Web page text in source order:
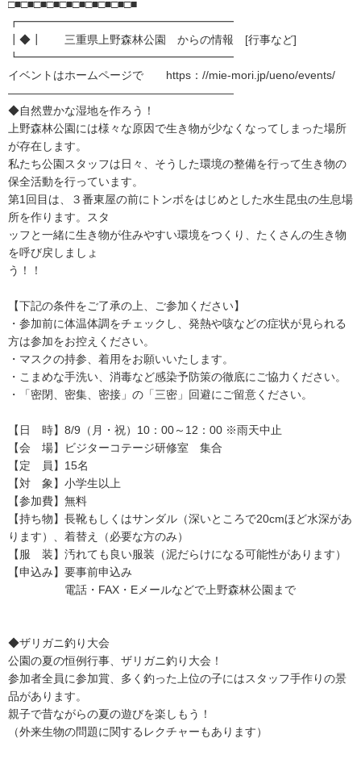
□■□■□■□■□■□■□■□■□■□■
┏━━━━━━━━━━━━━━━━━━━
┃◆┃ 三重県上野森林公園 からの情報 [行事など]
┗━━━━━━━━━━━━━━━━━━━
イベントはホームページで https：//mie-mori.jp/ueno/events/
――――――――――――――――――――
◆自然豊かな湿地を作ろう！
上野森林公園には様々な原因で生き物が少なくなってしまった場所
が存在します。
私たち公園スタッフは日々、そうした環境の整備を行って生き物の
保全活動を行っています。
第1回目は、３番東屋の前にトンボをはじめとした水生昆虫の生息場
所を作ります。スタ
ッフと一緒に生き物が住みやすい環境をつくり、たくさんの生き物
を呼び戻しましょ
う！！
【下記の条件をご了承の上、ご参加ください】
・参加前に体温体調をチェックし、発熱や咳などの症状が見られる
方は参加をお控えください。
・マスクの持参、着用をお願いいたします。
・こまめな手洗い、消毒など感染予防策の徹底にご協力ください。
・「密閉、密集、密接」の「三密」回避にご留意ください。
【日 時】8/9（月・祝）10：00～12：00 ※雨天中止
【会 場】ビジターコテージ研修室 集合
【定 員】15名
【対 象】小学生以上
【参加費】無料
【持ち物】長靴もしくはサンダル（深いところで20cmほど水深があ
ります）、着替え（必要な方のみ）
【服 装】汚れても良い服装（泥だらけになる可能性があります）
【申込み】要事前申込み
電話・FAX・Eメールなどで上野森林公園まで
◆ザリガニ釣り大会
公園の夏の恒例行事、ザリガニ釣り大会！
参加者全員に参加賞、多く釣った上位の子にはスタッフ手作りの景
品があります。
親子で昔ながらの夏の遊びを楽しもう！
（外来生物の問題に関するレクチャーもあります）